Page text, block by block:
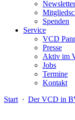
Spenden
Service
VCD
Presse
Aktiv im
Jobs
Termine
Kontakt
Start · Der VCD in